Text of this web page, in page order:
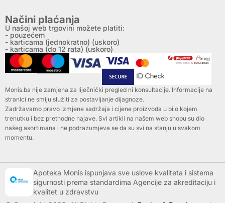
Načini plaćanja
U našoj web trgovini možete platiti:
- pouzećem
- karticama (jednokratno) (uskoro)
- karticama (do 12 rata) (uskoro)
Monis.ba nije zamjena za liječnički pregled ni konsultacije. Informacije na
stranici ne smiju služiti za postavljanje dijagnoze.
Zadržavamo pravo izmjene sadržaja i cijene proizvoda u bilo kojem
trenutku i bez prethodne najave. Svi artikli na našem web shopu su dio
našeg asortimana i ne podrazumjeva se da su svi na stanju u svakom
momentu.
Apoteka Monis ispunjava sve uslove kvaliteta i sistema
sigurnosti prema standardima Agencije za akreditaciju i
kvalitet u zdravstvu